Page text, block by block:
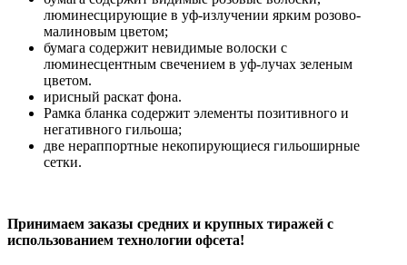
люминесцирующие в уф-излучении ярким розово-
малиновым цветом;
бумага содержит невидимые волоски с
люминесцентным свечением в уф-лучах зеленым
цветом.
ирисный раскат фона.
Рамка бланка содержит элементы позитивного и
негативного гильоша;
две нераппортные некопирующиеся гильоширные
сетки.
Принимаем заказы средних и крупных тиражей с
использованием технологии офсета!